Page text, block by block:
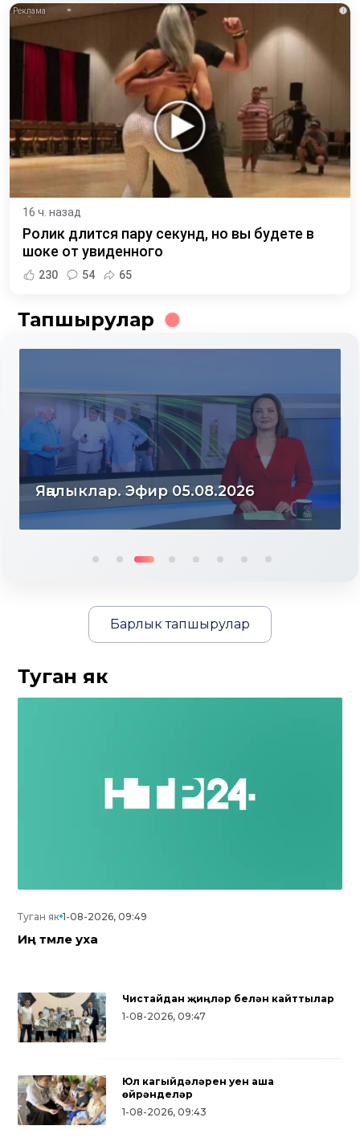
i
16 ч. назад
Ролик длится пару секунд, но вы будете в
шоке от увиденного
230 54 65
Тапшырулар
Яңалыклар. Эфир 04.08.2026
Барлык тапшырулар
Туган як
Туган як 1-08-2026, 09:49
Иң тәмле уха
Чистайдан җиңүләр белән кайттылар
1-08-2026, 09:47
Юл кагыйдәләрен уен аша
өйрәнделәр
1-08-2026, 09:43